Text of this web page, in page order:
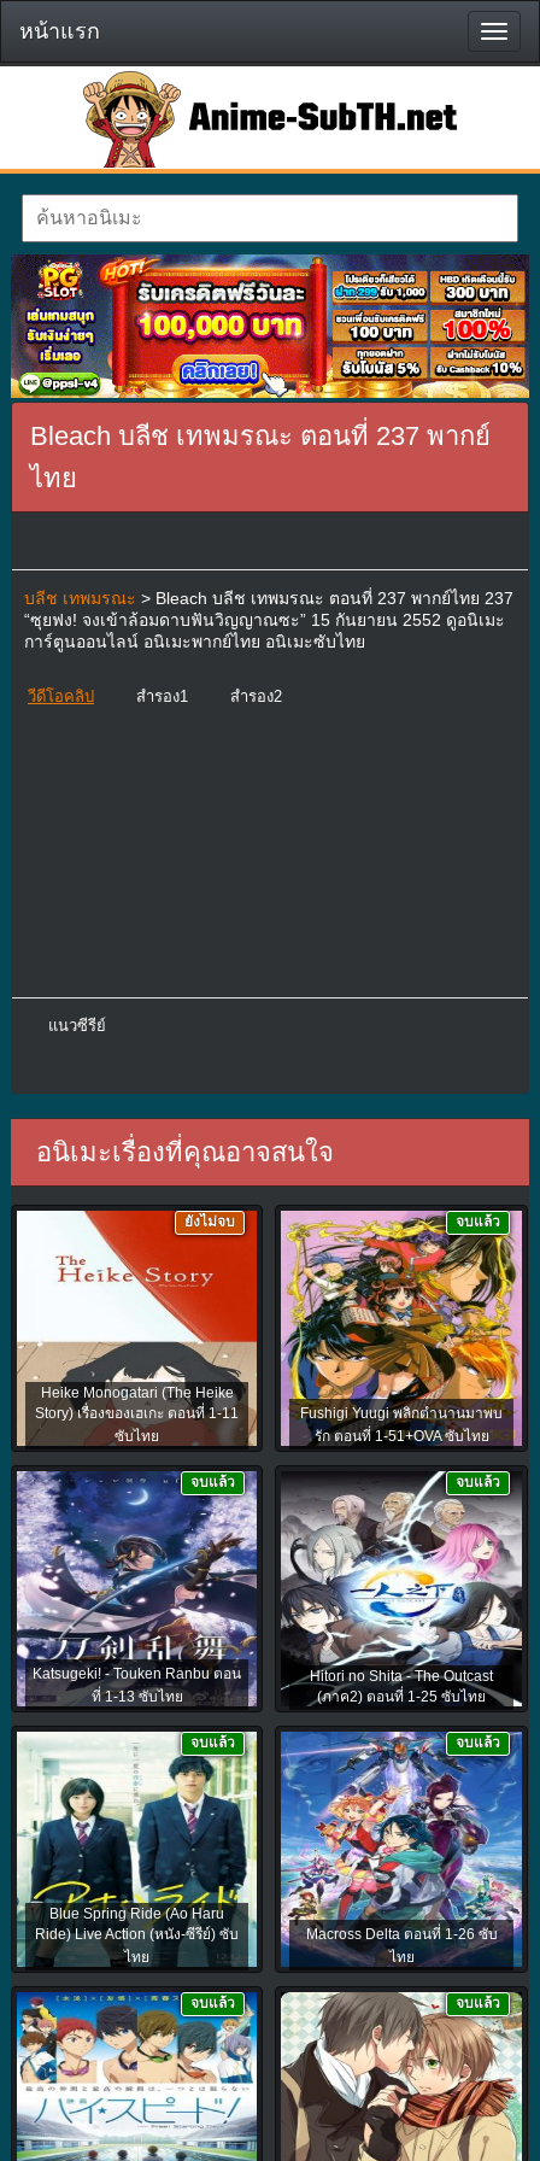
หน้า
แรก
หน้าแรก
Bleach บลีช เทพมรณะ ตอนที่ 237 พากย์
ไทย
บลีช เทพมรณะ > Bleach บลีช เทพมรณะ ตอนที่ 237 พากย์ไทย 237
“ซุยฟง! จงเข้าล้อมดาบฟันวิญญาณซะ” 15 กันยายน 2552 ดูอนิเมะ
การ์ตูนออนไลน์ อนิเมะพากย์ไทย อนิเมะซับไทย
วีดีโอคลิป สำรอง1 สำรอง2
แนวซีรีย์
อนิเมะเรื่องที่คุณอาจสนใจ
Heike Monogatari (The Heike
Story) เรื่องของเฮเกะ ตอนที่ 1-11
ซับไทย
ยังไม่จบ
Fushigi Yuugi พลิกตำนานมาพบ
รัก ตอนที่ 1-51+OVA ซับไทย
จบแล้ว
Katsugeki! - Touken Ranbu ตอน
ที่ 1-13 ซับไทย
จบแล้ว
Hitori no Shita - The Outcast
(ภาค2) ตอนที่ 1-25 ซับไทย
จบแล้ว
Blue Spring Ride (Ao Haru
Ride) Live Action (หนัง-ซีรีย์) ซับ
ไทย
จบแล้ว
Macross Delta ตอนที่ 1-26 ซับ
ไทย
จบแล้ว
จบแล้ว จบแล้ว